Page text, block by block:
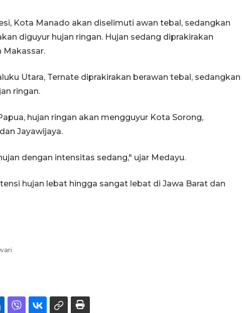
Kota Manado akan diselimuti awan tebal, sedangkan
diguyur hujan ringan. Hujan sedang diprakirakan
Makassar.
Utara, Ternate diprakirakan berawan tebal, sedangkan
ringan.
hujan ringan akan mengguyur Kota Sorong,
Jayawijaya.
dengan intensitas sedang," ujar Medayu.
hujan lebat hingga sangat lebat di Jawa Barat dan